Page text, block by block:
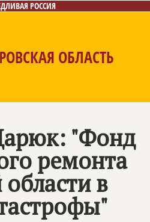
РОССИЯ
ОБЛАСТЬ
"Фонд
ремонта
в